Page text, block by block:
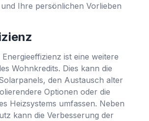
Ihre persönlichen Vorlieben
ist eine weitere
Wohnkredits. Dies kann die
den Austausch alter
Optionen oder die
Heizsystems umfassen. Neben
kann die Verbesserung der